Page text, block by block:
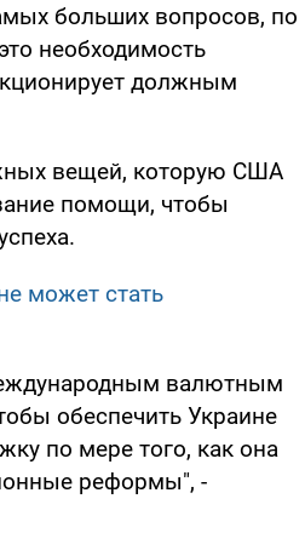
больших вопросов, по
необходимость
должным
вещей, которую США
помощи, чтобы
может стать
валютным
обеспечить Украине
по мере того, как она
реформы", -